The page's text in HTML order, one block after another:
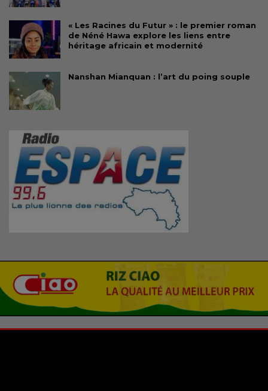
« Les Racines du Futur » : le premier roman
de Néné Hawa explore les liens entre
héritage africain et modernité
Nanshan Mianquan : l’art du poing souple